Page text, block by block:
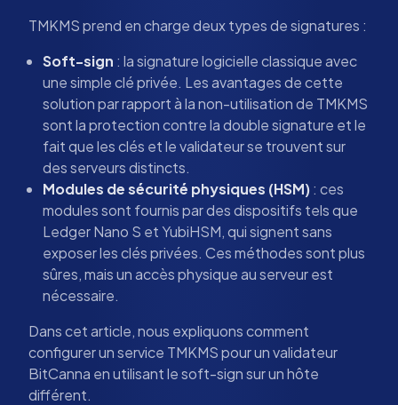
TMKMS prend en charge deux types de signatures :
Soft-sign : la signature logicielle classique avec
une simple clé privée. Les avantages de cette
solution par rapport à la non-utilisation de TMKMS
sont la protection contre la double signature et le
fait que les clés et le validateur se trouvent sur
des serveurs distincts.
Modules de sécurité physiques (HSM): ces
modules sont fournis par des dispositifs tels que
Ledger Nano S et YubiHSM, qui signent sans
exposer les clés privées. Ces méthodes sont plus
sûres, mais un accès physique au serveur est
nécessaire.
Dans cet article, nous expliquons comment
configurer un service TMKMS pour un validateur
BitCanna en utilisant le soft-sign sur un hôte
différent.